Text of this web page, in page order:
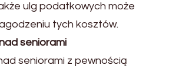
ulg podatkowych może
tych kosztów.
seniorami
seniorami z pewnością